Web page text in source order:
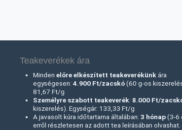
Teakeverékek ára
Mindenelőre elkészített teakeverékünk ára
egységesen:4.900 Ft/zacskó(60 g-os
81,67 Ft/g
Személyre szabott teakeverék: 8.000 Ft/
kiszerelés). Egységár: 133,33 Ft/g
A javasolt kúra időtartama általában: 3 hónap(3-6
erről részletesen az adott tea leírásában olvashat.